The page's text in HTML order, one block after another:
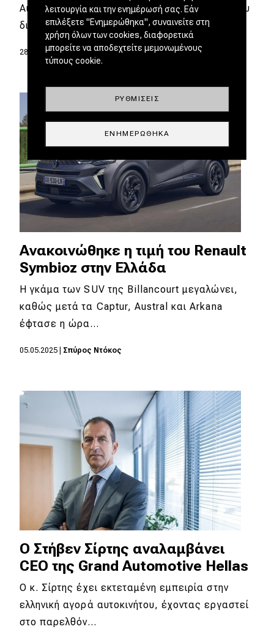
AutoTeam A.E.» ανήκει πλέον στο δυναμικό του
δικτύου…
28.06.2025|Σπύρος Ντόκος
Ανακοινώθηκε η τιμή του Renault
Symbioz στην Ελλάδα
Η γκάμα των SUV της Billancourt μεγαλώνει,
καθώς μετά τα Captur, Austral και Arkana
έφτασε η ώρα…
05.05.2025 Σπύρος Ντόκος
O Στήβεν Σίρτης αναλαμβάνει
CEO της Grand Automotive Hellas
Ο κ. Σίρτης έχει εκτεταμένη εμπειρία στην
ελληνική αγορά αυτοκινήτου, έχοντας εργαστεί
στο παρελθόν…
λειτουργία και την ενημέρωσή σας. Εάν
επιλέξετε "Ενημερώθηκα", συναινείτε στη
χρήση όλων των cookies, διαφορετικά
μπορείτε να αποδεχτείτε μεμονωμένους
τύπους cookie.
ΡΥΘΜΊΣΕΙΣ
ΕΝΗΜΕΡΏΘΗΚΑ